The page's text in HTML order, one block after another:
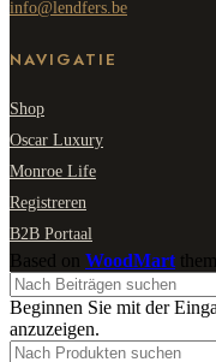
info@lendfers.be
NAVIGATIE
Shop
Oscar Luxury
Monroe Life
Registreren
B2B Portaal
Based on WoodMart
Beginnen Sie mit der
anzuzeigen.